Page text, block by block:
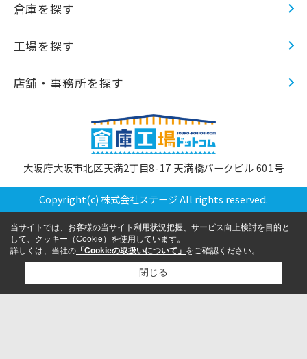
倉庫を探す
工場を探す
店舗・事務所を探す
大阪府大阪市北区天満2丁目8-17 天満橋パークビル 601号
Copyright(c) 株式会社ステージ All rights reserved.
当サイトでは、お客様の当サイト利用状況把握、サービス向上検討を目的と
して、クッキー（Cookie）を使用しています。
詳しくは、当社の 「Cookieの取扱いについて」 をご確認ください。
閉じる